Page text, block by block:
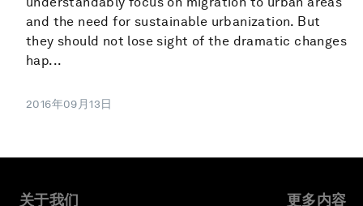
and the need for sustainable urbanization. But
they should not lose sight of the dramatic changes
hap...
2016年09月13日
关于我们 更多内容